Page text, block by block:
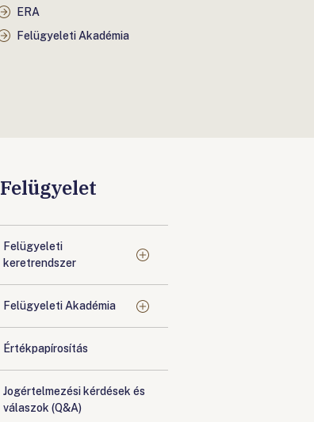
ERA
Felügyeleti Akadémia
Felügyelet
Felügyeleti
keretrendszer
Felügyeleti Akadémia
Értékpapírosítás
Jogértelmezési kérdések és
válaszok (Q&A)